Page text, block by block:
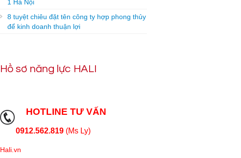
1 Hà Nội
8 tuyệt chiêu đặt tên công ty hợp phong thủy
để kinh doanh thuận lợi
Hồ sơ năng lực HALI
HOTLINE TƯ VẤN
0912.562.819 (Ms Ly)
Hali.vn